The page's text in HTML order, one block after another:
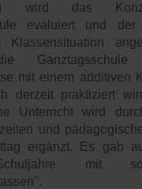
wird das
evaluiert und der
Klassensituation
mit einem additiven
derzeit praktiziert
Unterricht wird
und
ergänzt. Es gab
mit